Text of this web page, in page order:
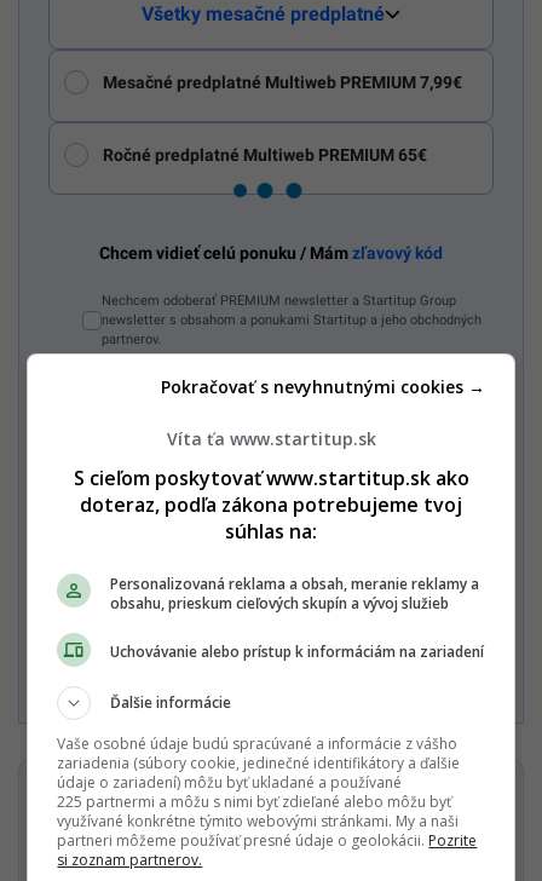
Všetky mesačné predplatné
Mesačné predplatné Multiweb PREMIUM 7,99€
Ročné predplatné Multiweb PREMIUM 65€
Chcem vidieť celú ponuku / Mámzľavový kód
Nechcem odoberať PREMIUM newsletter a Startitup Group
newsletter s obsahom a ponukami Startitup a jeho obchodných
partnerov.
Alebo
Súhlasím sPodmienkami ochrany súkromia,Podmienkami
Dostaň Startitup do svojich Google odporúčaní
Pridať ako preferovaný zdroj
Víta ťa www.startitup.sk
S cieľom poskytovať www.startitup.sk ako
doteraz, podľa zákona potrebujeme tvoj
súhlas na:
Personalizovaná reklama a obsah, meranie reklamy a
obsahu, prieskum cieľových skupín a vývoj služieb
Uchovávanie alebo prístup k informáciám na zariadení
Ďalšie informácie
Vaše osobné údaje budú spracúvané a informácie z vášho
zariadenia (súbory cookie, jedinečné identifikátory a ďalšie
údaje o zariadení) môžu byť ukladané a používané
225 partnermi a môžu s nimi byť zdieľané alebo môžu byť
využívané konkrétne týmito webovými stránkami. My a naši
partneri môžeme používať presné údaje o geolokácii. Pozrite
si zoznam partnerov.
Pokračovať s nevyhnutnými cookies →